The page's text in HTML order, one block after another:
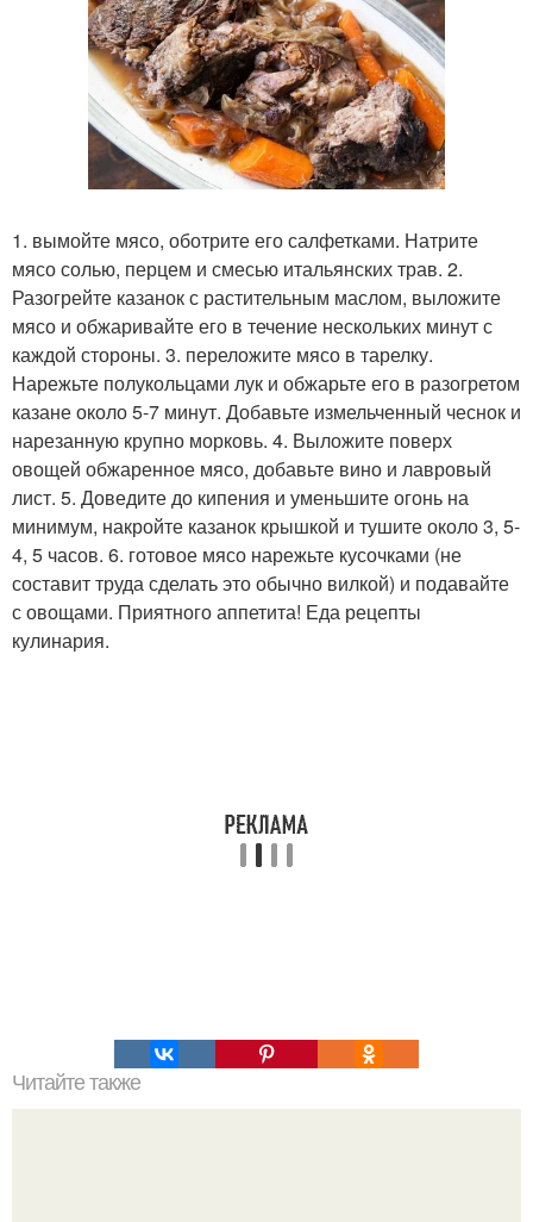
1. вымойте мясо, оботрите его салфетками. Натрите
мясо солью, перцем и смесью итальянских трав. 2.
Разогрейте казанок с растительным маслом, выложите
мясо и обжаривайте его в течение нескольких минут с
каждой стороны. 3. переложите мясо в тарелку.
Нарежьте полукольцами лук и обжарьте его в разогретом
казане около 5-7 минут. Добавьте измельченный чеснок и
нарезанную крупно морковь. 4. Выложите поверх
овощей обжаренное мясо, добавьте вино и лавровый
лист. 5. Доведите до кипения и уменьшите огонь на
минимум, накройте казанок крышкой и тушите около 3, 5-
4, 5 часов. 6. готовое мясо нарежьте кусочками (не
составит труда сделать это обычно вилкой) и подавайте
с овощами. Приятного аппетита! Еда рецепты
кулинария.
Читайте также